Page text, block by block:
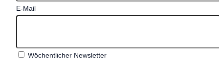
E-Mail
Wöchentlicher Newsletter